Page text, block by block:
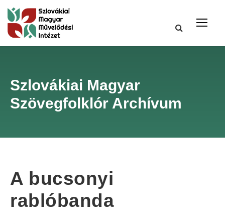
Szlovákiai Magyar
Szövegfolklór Archívum
A bucsonyi
rablóbanda